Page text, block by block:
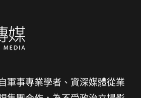
軍事專業學者、資深媒體從業